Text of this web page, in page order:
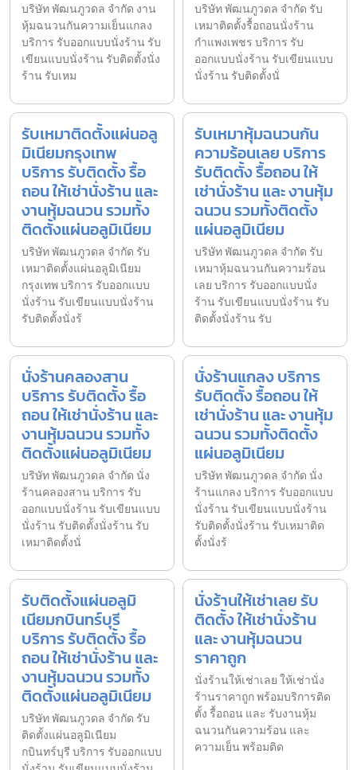
บริษัท พัฒนภูวดล จำกัด งาน
หุ้มฉนวนกันความเย็นแกลง
บริการ รับออกแบบนั่งร้าน รับ
เขียนแบบนั่งร้าน รับติดตั้งนั่ง
ร้าน รับเหม
บริษัท พัฒนภูวดล จำกัด รับ
เหมาติดตั้งรื้อถอนนั่งร้าน
กำแพงเพชร บริการ รับ
ออกแบบนั่งร้าน รับเขียนแบบ
นั่งร้าน รับติดตั้งนั่
รับเหมาติดตั้งแผ่นอลู
มิเนียมกรุงเทพ
บริการ รับติดตั้ง รื้อ
ถอน ให้เช่านั่งร้าน และ
งานหุ้มฉนวน รวมทั้ง
ติดตั้งแผ่นอลูมิเนียม
บริษัท พัฒนภูวดล จำกัด รับ
เหมาติดตั้งแผ่นอลูมิเนียม
กรุงเทพ บริการ รับออกแบบ
นั่งร้าน รับเขียนแบบนั่งร้าน
รับติดตั้งนั่งร้
รับเหมาหุ้มฉนวนกัน
ความร้อนเลย บริการ
รับติดตั้ง รื้อถอน ให้
เช่านั่งร้าน และ งานหุ้ม
ฉนวน รวมทั้งติดตั้ง
แผ่นอลูมิเนียม
บริษัท พัฒนภูวดล จำกัด รับ
เหมาหุ้มฉนวนกันความร้อน
เลย บริการ รับออกแบบนั่ง
ร้าน รับเขียนแบบนั่งร้าน รับ
ติดตั้งนั่งร้าน รับ
นั่งร้านคลองสาน
บริการ รับติดตั้ง รื้อ
ถอน ให้เช่านั่งร้าน และ
งานหุ้มฉนวน รวมทั้ง
ติดตั้งแผ่นอลูมิเนียม
บริษัท พัฒนภูวดล จำกัด นั่ง
ร้านคลองสาน บริการ รับ
ออกแบบนั่งร้าน รับเขียนแบบ
นั่งร้าน รับติดตั้งนั่งร้าน รับ
เหมาติดตั้งนั่
นั่งร้านแกลง บริการ
รับติดตั้ง รื้อถอน ให้
เช่านั่งร้าน และ งานหุ้ม
ฉนวน รวมทั้งติดตั้ง
แผ่นอลูมิเนียม
บริษัท พัฒนภูวดล จำกัด นั่ง
ร้านแกลง บริการ รับออกแบบ
นั่งร้าน รับเขียนแบบนั่งร้าน
รับติดตั้งนั่งร้าน รับเหมาติด
ตั้งนั่งร้
รับติดตั้งแผ่นอลูมิ
เนียมกบินทร์บุรี
บริการ รับติดตั้ง รื้อ
ถอน ให้เช่านั่งร้าน และ
งานหุ้มฉนวน รวมทั้ง
ติดตั้งแผ่นอลูมิเนียม
บริษัท พัฒนภูวดล จำกัด รับ
ติดตั้งแผ่นอลูมิเนียม
กบินทร์บุรี บริการ รับออกแบบ
นั่งร้านให้เช่าเลย รับ
ติดตั้ง ให้เช่านั่งร้าน
และ งานหุ้มฉนวน
ราคาถูก
นั่งร้านให้เช่าเลย ให้เช่านั่ง
ร้านราคาถูก พร้อมบริการติด
ตั้ง รื้อถอน และ รับงานหุ้ม
ฉนวนกันความร้อน และ
ความเย็น พร้อมติด